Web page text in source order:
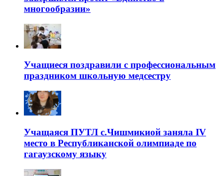
многообразии»
Учащиеся поздравили с профессиональным
праздником школьную медсестру
Учащаяся ПУТЛ с.Чишмикиой заняла IV
место в Республиканской олимпиаде по
гагаузскому языку